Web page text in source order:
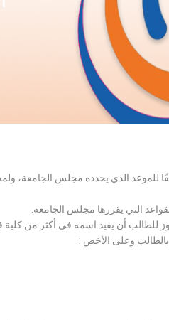
للموعد الذي يحدده مجلس الجامعة،
التي يقررها مجلس الجامعة.
للطالب أن يقيد اسمه في أكثر من
بالطالب وعلى الأخص :